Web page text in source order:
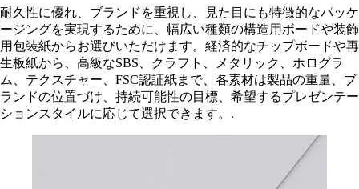
耐久性に優れ、ブランドを重視し、見た目にも特徴的なパッケ
ージングを実現するために、幅広い種類の構造用ボードや装飾
用包装紙からお選びいただけます。経済的なチップボードや再
生板紙から、高級なSBS、クラフト、メタリック、ホログラ
ム、テクスチャー、FSC認証紙まで、各素材は製品の重量、ブ
ランドの位置づけ、持続可能性の目標、希望するプレゼンテー
ションスタイルに応じて選択できます。.